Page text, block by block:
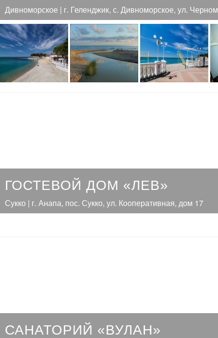
Дивноморское | г. Геленджик, с. Дивноморское, ул.
ГОСТЕВОЙ ДОМ «ЛЕВ»
Сукко | г. Анапа, пос. Сукко, ул. Кооперативная, дом 17
САНАТОРИЙ «ВУЛАН»